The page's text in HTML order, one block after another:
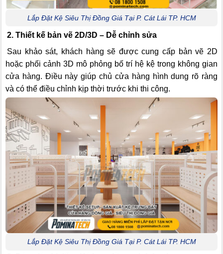
Lắp Đặt Kệ Siêu Thị Đồng Giá Tại P. Cát Lái TP. HCM
2. Thiết kế bản vẽ 2D/3D – Dễ chỉnh sửa
Sau khảo sát, khách hàng sẽ được cung cấp bản vẽ 2D
hoặc phối cảnh 3D mô phỏng bố trí hệ kệ trong không gian
cửa hàng. Điều này giúp chủ cửa hàng hình dung rõ ràng
và có thể điều chỉnh kịp thời trước khi thi công.
Lắp Đặt Kệ Siêu Thị Đồng Giá Tại P. Cát Lái TP. HCM